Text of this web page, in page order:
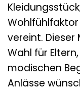
vereint. Dieser
Wahl für
modischen
Anlässe